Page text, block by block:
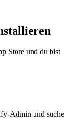
Store und du bist
Admin und suche